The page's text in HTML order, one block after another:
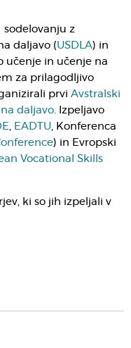
sodelovanju z
daljavo (USDLA) in
učenje in učenje na
za prilagodljivo
prvi Avstralski
daljavo. Izpeljavo
, EADTU, Konferenca
) in Evropski
Vocational Skills
ki so jih izpeljali v